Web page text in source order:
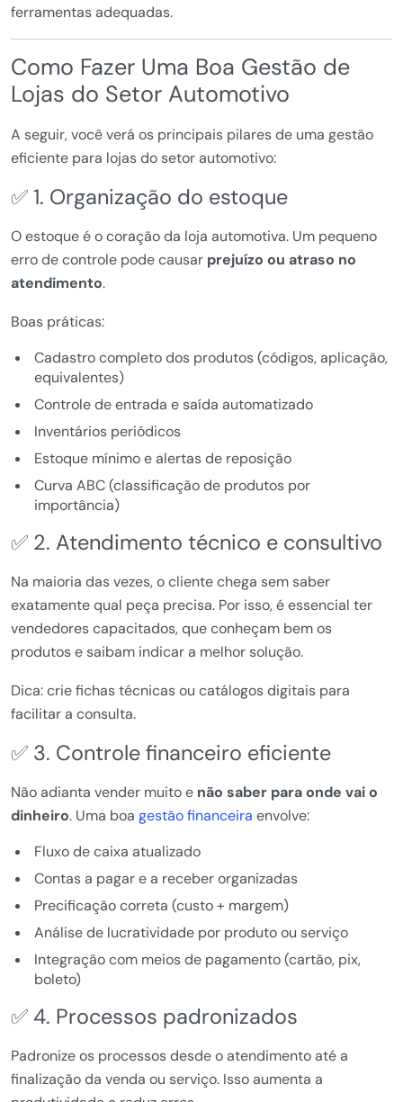
ferramentas adequadas.
Como Fazer Uma Boa Gestão de
Lojas do Setor Automotivo
A seguir, você verá os principais pilares de uma gestão
eficiente para lojas do setor automotivo:
✅ 1. Organização do estoque
O estoque é o coração da loja automotiva. Um pequeno
erro de controle pode causar prejuízo ou atraso no
atendimento.
Boas práticas:
Cadastro completo dos produtos (códigos, aplicação,
equivalentes)
Controle de entrada e saída automatizado
Inventários periódicos
Estoque mínimo e alertas de reposição
Curva ABC (classificação de produtos por
importância)
✅ 2. Atendimento técnico e consultivo
Na maioria das vezes, o cliente chega sem saber
exatamente qual peça precisa. Por isso, é essencial ter
vendedores capacitados, que conheçam bem os
produtos e saibam indicar a melhor solução.
Dica: crie fichas técnicas ou catálogos digitais para
facilitar a consulta.
✅ 3. Controle financeiro eficiente
Não adianta vender muito e não saber para onde vai o
dinheiro. Uma boa gestão financeira envolve:
Fluxo de caixa atualizado
Contas a pagar e a receber organizadas
Precificação correta (custo + margem)
Análise de lucratividade por produto ou serviço
Integração com meios de pagamento (cartão, pix,
boleto)
✅ 4. Processos padronizados
Padronize os processos desde o atendimento até a
finalização da venda ou serviço. Isso aumenta a